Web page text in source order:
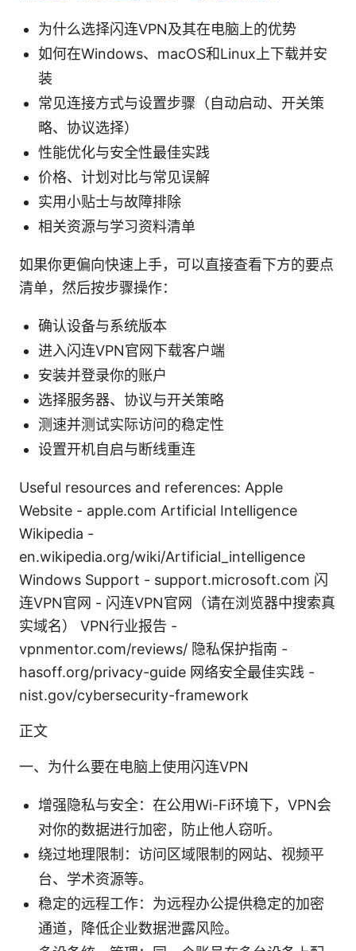
为什么选择闪连VPN及其在电脑上的优势
如何在Windows、macOS和Linux上下载并安
装
常见连接方式与设置步骤（自动启动、开关策
略、协议选择）
性能优化与安全性最佳实践
价格、计划对比与常见误解
实用小贴士与故障排除
相关资源与学习资料清单
如果你更偏向快速上手，可以直接查看下方的要点
清单，然后按步骤操作：
确认设备与系统版本
进入闪连VPN官网下载客户端
安装并登录你的账户
选择服务器、协议与开关策略
测速并测试实际访问的稳定性
设置开机自启与断线重连
Useful resources and references: Apple
Website - apple.com Artificial Intelligence
Wikipedia -
en.wikipedia.org/wiki/Artificial_intelligence
Windows Support - support.microsoft.com 闪
连VPN官网 - 闪连VPN官网（请在浏览器中搜索真
实域名） VPN行业报告 -
vpnmentor.com/reviews/ 隐私保护指南 -
hasoff.org/privacy-guide 网络安全最佳实践 -
nist.gov/cybersecurity-framework
正文
一、为什么要在电脑上使用闪连VPN
增强隐私与安全：在公用Wi-Fi环境下，VPN会
对你的数据进行加密，防止他人窃听。
绕过地理限制：访问区域限制的网站、视频平
台、学术资源等。
稳定的远程工作：为远程办公提供稳定的加密
通道，降低企业数据泄露风险。